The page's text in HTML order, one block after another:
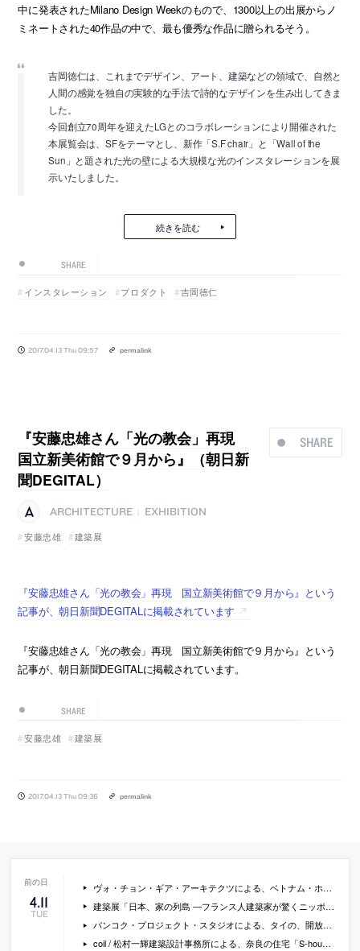
中に発表されたMilano Design Weekのもので、1300以上の出展からノ
ミネートされた40作品の中で、最も優秀な作品に贈られるそう。
吉岡徳仁は、これまでデザイン、アート、建築などの領域で、自然と
人間の感覚を独自の実験的な手法で詩的なデザインを生み出してきま
した。
今回創立70周年を迎えたLGとのコラボレーションにより開催された
本展覧会は、SFをテーマとし、新作「S.F chair」と「Wall of the
Sun」と題された光の壁による大規模な光のインスタレーションを展
示いたしました。
続きを読む
SHARE
インスタレーション プロダクト 吉岡徳仁
2017.04.13 Thu 09:57 permalink
SHARE
『安藤忠雄さん「光の教会」再現
国立新美術館で９月から』（朝日新
聞DEGITAL）
ARCHITECTURE
EXHIBITION
安藤忠雄
建築展
『安藤忠雄さん「光の教会」再現 国立新美術館で９月から』という
記事が、朝日新聞DEGITALに掲載されています
『安藤忠雄さん「光の教会」再現 国立新美術館で９月から』という
記事が、朝日新聞DEGITALに掲載されています。
SHARE
安藤忠雄 建築展
2017.04.13 Thu 09:36 permalink
4.11
TUE
ヴォ・チョン・ギア・アーキテクツによる、ベトナム・ホーチミン市の建物内に立体的に庭を取り込んだ住宅「binh house」の写真など
建築展「日本、家の列島 ―フランス人建築家が驚くニッポンの住宅デザイン―」が、汐留ミュージアムで開催 [-2017/6/25]
バンコク・プロジェクト・スタジオによる、タイの、開放的なボックスの中に様々なレベルの床を設け複数の螺旋階段でつなぐ操作が、強い建築への意志を感じさせる、ワイン愛好者の為の施設「The Wine Ayutthaya」の写真
coil / 松村一輝建築設計事務所による、奈良の住宅「S-house」